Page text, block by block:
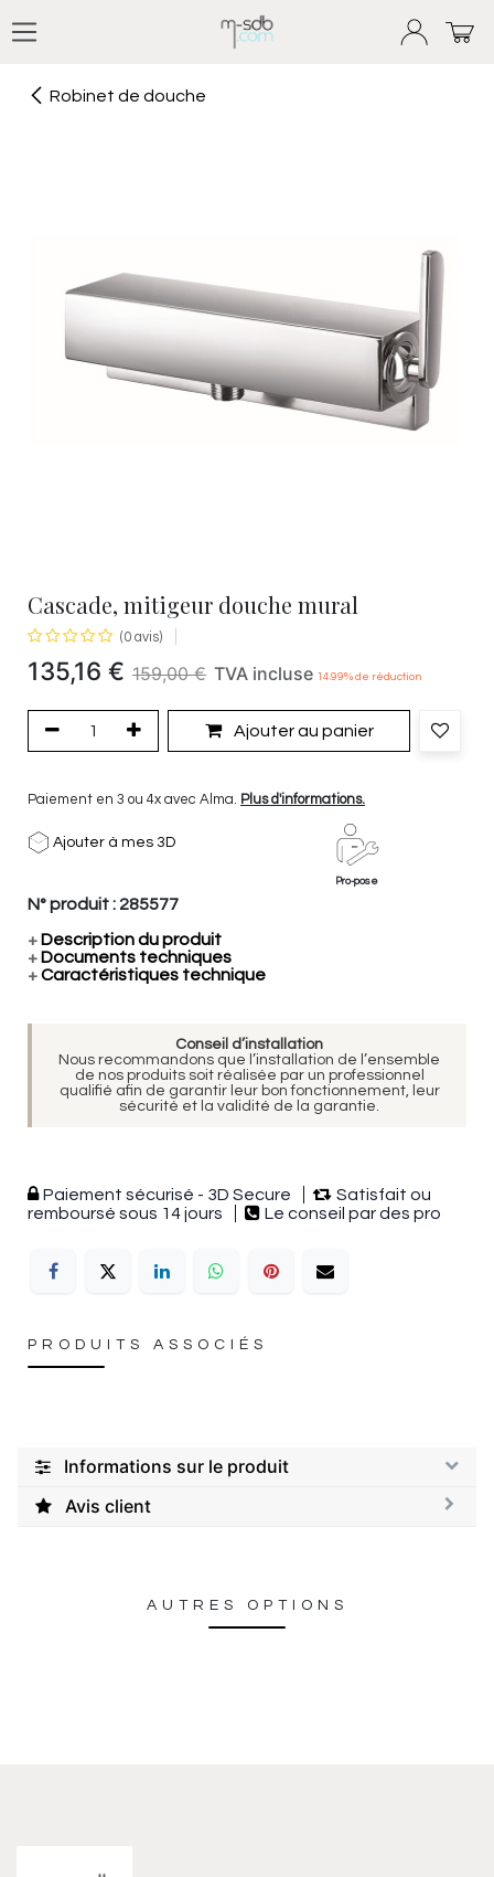
Robinet de douche
Cascade, mitigeur douche mural
(0 avis)
135,16 € 159,00€ TVA incluse 14.99% de réduction
Ajouter au panier
Paiement en 3 ou 4x avec Alma. Plus d'informations.
Ajouter à mes 3D
Pro-pose
N° produit : 285577
+ Description du produit
+ Documents techniques
+Caractéristiques technique
Conseil d’installation
Nous recommandons que l’installation de l’ensemble
de nos produits soit réalisée par un professionnel
qualifié afin de garantir leur bon fonctionnement, leur
sécurité et la validité de la garantie.
Paiement sécurisé - 3D Secure
Satisfait ou
remboursé sous 14 jours
Le conseil par des pro
PRODUITS ASSOCIÉS
Informations sur le produit
Avis client
AUTRES OPTIONS